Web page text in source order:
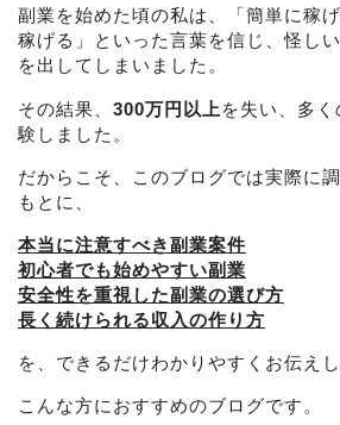
副業を始めた頃の私は、「簡単に稼
稼げる」といった言葉を信じ、怪し
を出してしまいました。
その結果、 300万円以上 を失い、多
験しました。
だからこそ、このブログでは実際に
もとに、
本当に注意すべき副業案件
初心者でも始めやすい副業
安全性を重視した副業の選び方
長く続けられる収入の作り方
を、できるだけわかりやすくお伝えし
こんな方におすすめのブログです。